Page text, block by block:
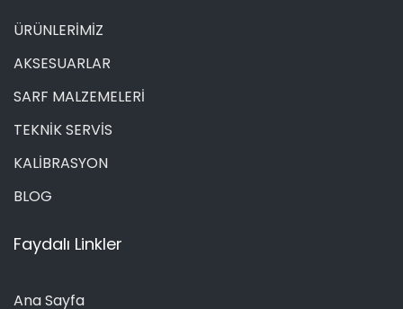
ÜRÜNLERİMİZ
AKSESUARLAR
SARF MALZEMELERİ
TEKNİK SERVİS
KALİBRASYON
BLOG
Faydalı Linkler
Ana Sayfa